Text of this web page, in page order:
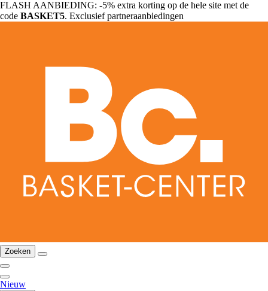
FLASH AANBIEDING: -5% extra korting op de hele site met de
code BASKET5. Exclusief partneraanbiedingen
Zoeken
Nieuw